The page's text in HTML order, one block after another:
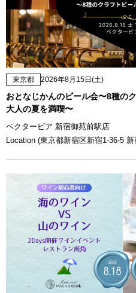
東京都 2026年8月15日(土)
おとなじかんのビール会〜8種の
大人の夏を満喫〜
ベクタービア 新宿御苑前駅店
Location (東京都新宿区新宿1-36-5